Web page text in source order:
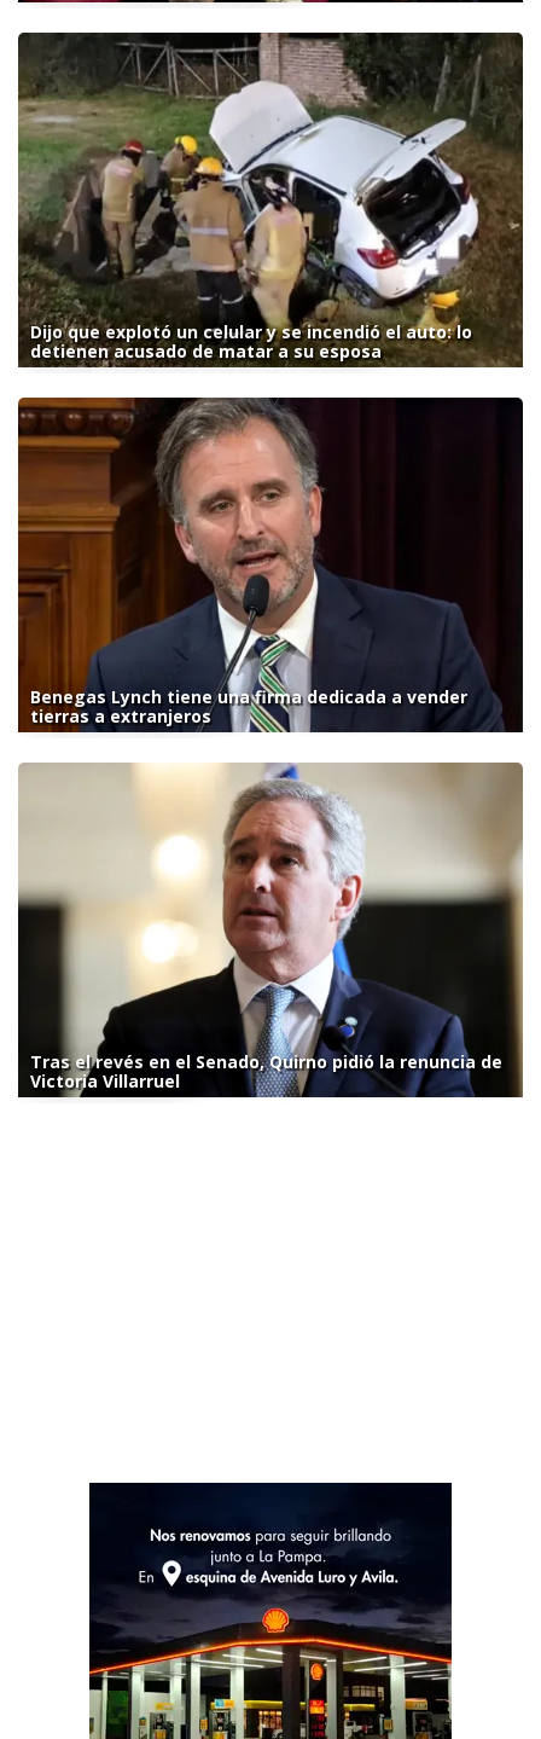
Dijo que explotó un celular y se incendió el auto: lo
detienen acusado de matar a su esposa
Benegas Lynch tiene una firma dedicada a vender
tierras a extranjeros
Tras el revés en el Senado, Quirno pidió la renuncia de
Victoria Villarruel